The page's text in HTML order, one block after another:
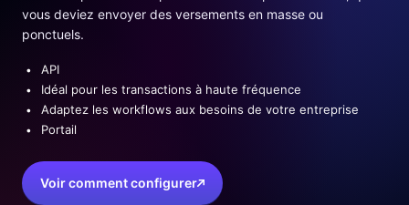
vous deviez envoyer des versements en masse ou
ponctuels.
API
Idéal pour les transactions à haute fréquence
Adaptez les workflows aux besoins de votre entreprise
Portail
Voir comment configurer